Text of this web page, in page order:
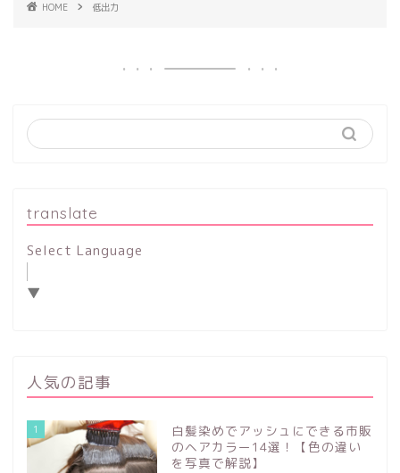
HOME 低出力
translate
Select Language
▼
人気の記事
1
白髪染めでアッシュにできる市販
のヘアカラー14選！【色の違い
を写真で解説】